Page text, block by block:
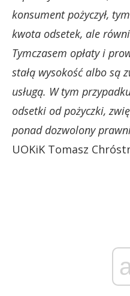
konsument pożyczył,
kwota odsetek, ale
Tymczasem opłaty i
stałą wysokość albo są
usługą. W tym
odsetki od pożyczki,
ponad dozwolony
UOKiK Tomasz